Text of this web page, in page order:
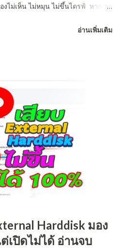
งไม่เห็น ไม่หมุน ไม่ขึ้นไดรฟ์ หากวิธี
อย่าง แต่เกือบทุกอย่างแก้ปัญหาได้
อ ถ้าคุณไม่รู้จะเลือกใช้ตัวไหน และ
ว ลองใช้โปรแกรม Recuva
ละอ่านคำแนะนำของซอฟแวร์กู้คืน
อ่านหนังสือ อาการเสีย 2
ทำงาน เป็นอาการเสียที่เริ่มยาก
จสอบตามขั้นตอ...
อ่านเพิ่มเติม
Harddisk มอง
เปิดไม่ได้ อ่านจบ